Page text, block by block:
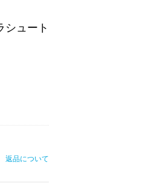
シュート
返品について